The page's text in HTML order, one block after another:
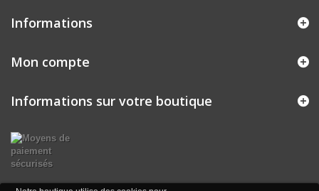
Informations
Mon compte
Informations sur votre boutique